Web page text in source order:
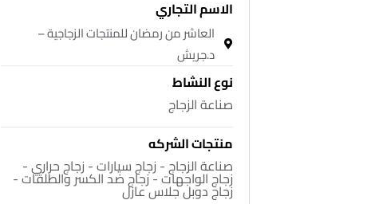
الاسم التجاري
العاشر من رمضان للمنتجات الزجاجية –
د.جريش
نوع النشاط
صناعة الزجاج
منتجات الشركه
صناعة الزجاج - زجاج سيارات - زجاج حراري -
زجاج الواجهات - زجاج ضد الكسر والطلقات -
زجاج دوبل جلاس عازل